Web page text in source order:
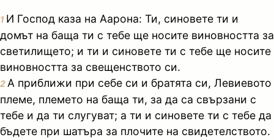
1 И Господ каза на Аарона: Ти, синовете ти и
домът на баща ти с тебе ще носите виновността за
светилището; и ти и синовете ти с тебе ще носите
виновността за свещенството си.
2 А приближи при себе си и братята си, Левиевото
племе, племето на баща ти, за да са свързани с
тебе и да ти слугуват; а ти и синовете ти с тебе да
бъдете при шатъра за плочите на свидетелството.